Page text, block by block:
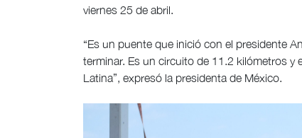
viernes 25 de abril.
“Es un puente que inició con el presidente
terminar. Es un circuito de 11.2 kilómetros y
Latina”, expresó la presidenta de México.